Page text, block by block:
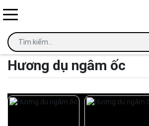
Home Mồi câu cá
Hương dụ ngâm ốc